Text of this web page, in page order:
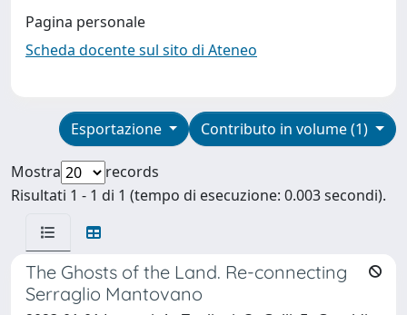
Pagina personale
Scheda docente sul sito di Ateneo
Contributo in volume (1)
Esportazione
Mostra
records
Risultati 1 - 1 di 1 (tempo di esecuzione: 0.003 secondi).
The Ghosts of the Land. Re-connecting
Serraglio Mantovano